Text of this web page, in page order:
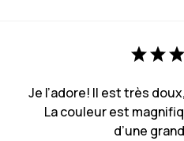
Je l’adore! Il est très
La couleur est
d’une